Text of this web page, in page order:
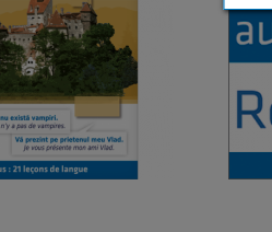
Sprachführer
Französisch
5,50 €